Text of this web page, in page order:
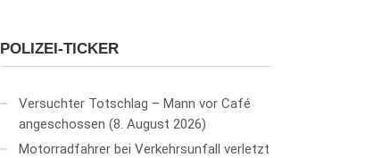
POLIZEI-TICKER
Versuchter Totschlag – Mann vor Café
angeschossen 8. August 2026
Motorradfahrer bei Verkehrsunfall verletzt